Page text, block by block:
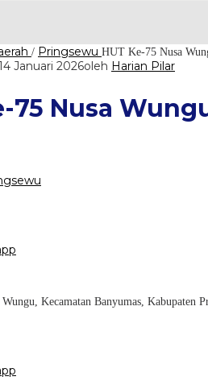
/ Pringsewu HUT Ke-75 Nusa
Januari 2026oleh Harian Pilar
75 Nusa
Wungu, Kecamatan Banyumas, Kabupaten